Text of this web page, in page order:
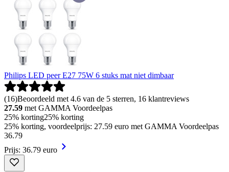
Philips LED peer E27 75W 6 stuks mat niet dimbaar
(16)Beoordeeld met 4.6 van de 5 sterren, 16 klantreviews
27.59 met GAMMA Voordeelpas
25% korting25% korting
25% korting, voordeelprijs: 27.59 euro met GAMMA Voordeelpas
36.79
Prijs: 36.79 euro